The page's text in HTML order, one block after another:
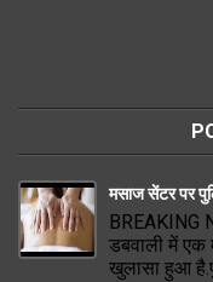
मसाज सेंटर पर
BREAKING
डबवाली में
खुलासा हुआ